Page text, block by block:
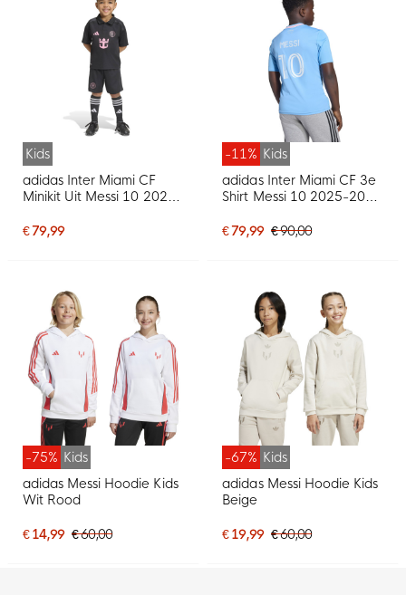
Kids
adidas Inter Miami CF
Minikit Uit Messi 10 2026-
€ 79,99
-11% Kids
adidas Inter Miami CF 3e
Shirt Messi 10 2025-2026
€ 79,99 € 90,00
-75% Kids
adidas Messi Hoodie Kids
Wit Rood
€ 14,99 € 60,00
-67% Kids
adidas Messi Hoodie Kids
Beige
€ 19,99 € 60,00